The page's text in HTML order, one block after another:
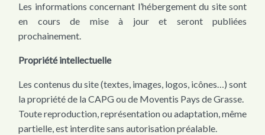
Les informations concernant l’hébergement du site sont
en cours de mise à jour et seront publiées
prochainement.
Propriété intellectuelle
Les contenus du site (textes, images, logos, icônes…) sont
la propriété de la CAPG ou de Moventis Pays de Grasse.
Toute reproduction, représentation ou adaptation, même
partielle, est interdite sans autorisation préalable.